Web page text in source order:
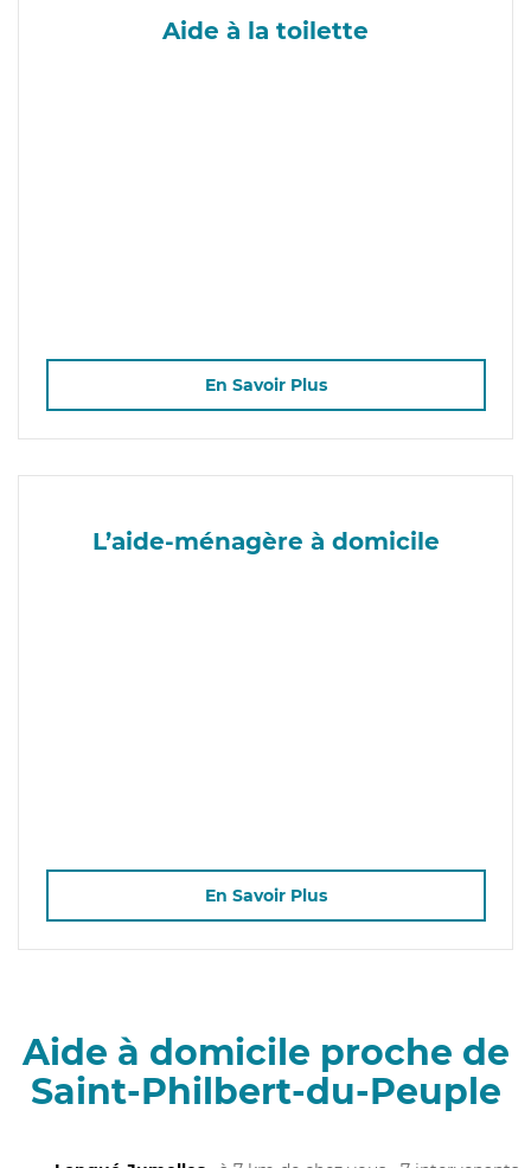
Aide à la toilette
En Savoir Plus
L’aide-ménagère à domicile
En Savoir Plus
Aide à domicile proche de
Saint-Philbert-du-Peuple